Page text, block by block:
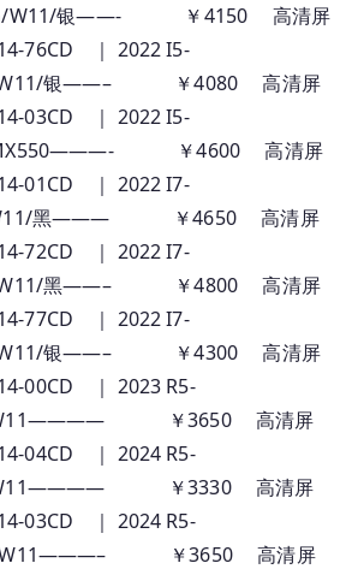
W11/银——- ￥4150 高清屏
76CD ｜ 2022 I5-
W11/银——– ￥4080 高清屏
03CD ｜ 2022 I5-
MX550———- ￥4600 高清屏
01CD ｜ 2022 I7-
W11/黑——— ￥4650 高清屏
72CD ｜ 2022 I7-
W11/黑——– ￥4800 高清屏
77CD ｜ 2022 I7-
W11/银——– ￥4300 高清屏
00CD ｜ 2023 R5-
W11———— ￥3650 高清屏
04CD ｜ 2024 R5-
W11———— ￥3330 高清屏
03CD ｜ 2024 R5-
W11———– ￥3650 高清屏